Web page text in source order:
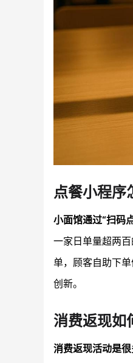
点餐小程序
小面馆通过“扫码
一家日单量超两百
单，顾客自助下
创新。
消费返现如
消费返现活动是